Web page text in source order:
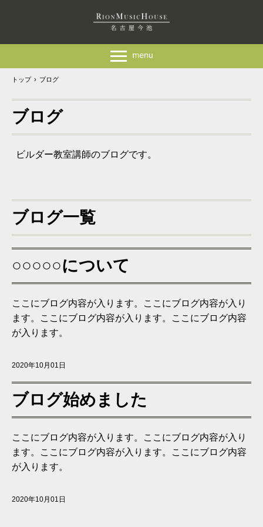
トップ › ブログ
ブログ
ビルダー教室講師のブログです。
ブログ一覧
○○○○○について
ここにブログ内容が入ります。ここにブログ内容が入り
ます。ここにブログ内容が入ります。ここにブログ内容
が入ります。
2020年10月01日
ブログ始めました
ここにブログ内容が入ります。ここにブログ内容が入り
ます。ここにブログ内容が入ります。ここにブログ内容
が入ります。
2020年10月01日